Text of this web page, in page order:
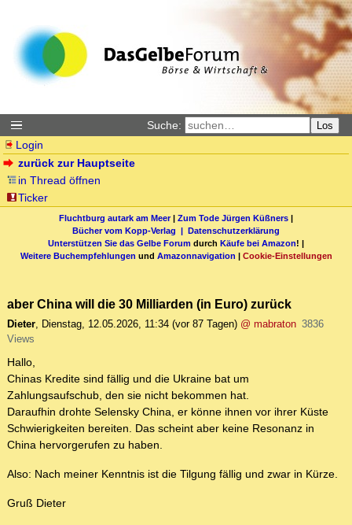
Suche: Los
Login
zurück zur Hauptseite
in Thread öffnen
Ticker
Fluchtburg autark am Meer| Zum Tode Jürgen Küßners |
Bücher vom Kopp-Verlag | Datenschutzerklärung
Unterstützen Sie das Gelbe Forum durch Käufe bei Amazon! |
Weitere Buchempfehlungen und Amazonnavigation | Cookie-Einstellungen
aber China will die 30 Milliarden (in Euro) zurück
Dieter, Dienstag, 12.05.2026, 11:34 (vor 87 Tagen) @ mabraton 3836
Views
Hallo,
Chinas Kredite sind fällig und die Ukraine bat um
Zahlungsaufschub, den sie nicht bekommen hat.
Daraufhin drohte Selensky China, er könne ihnen vor ihrer Küste
Schwierigkeiten bereiten. Das scheint aber keine Resonanz in
China hervorgerufen zu haben.
Also: Nach meiner Kenntnis ist die Tilgung fällig und zwar in Kürze.
Gruß Dieter